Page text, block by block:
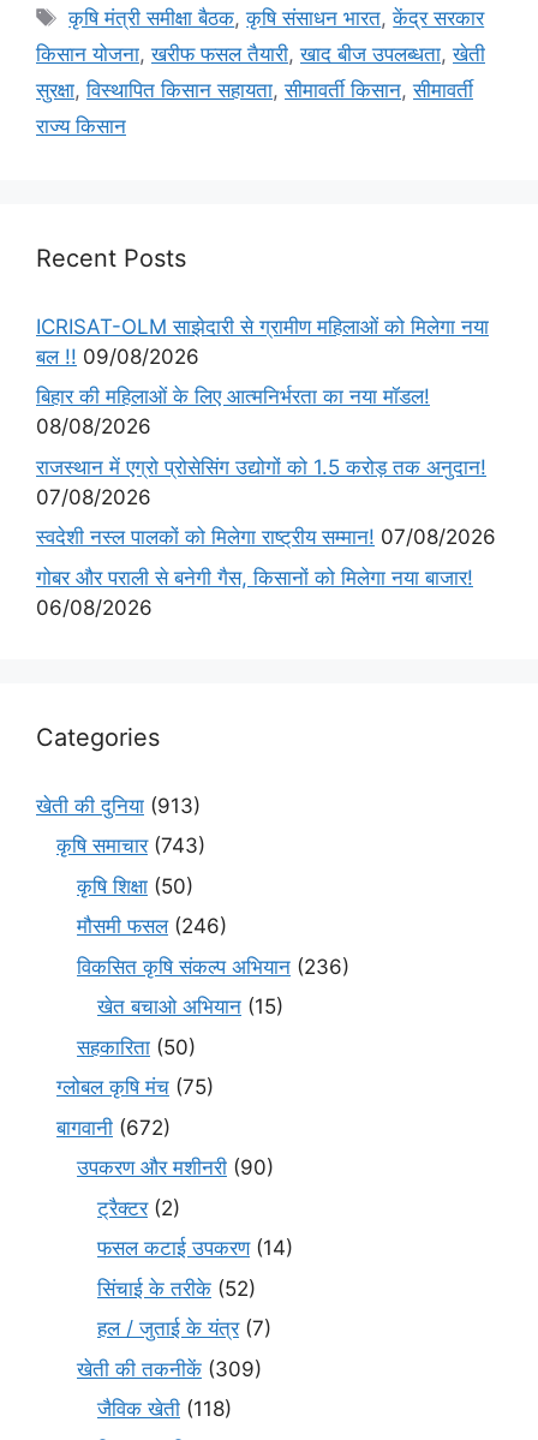
कृषि मंत्री समीक्षा बैठक,कृषि संसाधन भारत,केंद्र सरकार
किसान योजना,खरीफ फसल तैयारी,खाद बीज उपलब्धता,खेती
सुरक्षा,विस्थापित किसान सहायता,सीमावर्ती किसान,सीमावर्ती
राज्य किसान
Recent Posts
ICRISAT-OLM साझेदारी से ग्रामीण महिलाओं को मिलेगा नया
बल !! 09/08/2026
बिहार की महिलाओं के लिए आत्मनिर्भरता का नया मॉडल!
08/08/2026
राजस्थान में एग्रो प्रोसेसिंग उद्योगों को 1.5 करोड़ तक अनुदान!
07/08/2026
स्वदेशी नस्ल पालकों को मिलेगा राष्ट्रीय सम्मान! 07/08/2026
गोबर और पराली से बनेगी गैस, किसानों को मिलेगा नया बाजार!
06/08/2026
Categories
खेती की दुनिया (913)
कृषि समाचार(743)
कृषि शिक्षा (50)
मौसमी फसल(246)
विकसित कृषि संकल्प अभियान (236)
खेत बचाओ अभियान (15)
सहकारिता (50)
ग्लोबल कृषि मंच (75)
बागवानी (672)
उपकरण और मशीनरी (90)
ट्रैक्टर(2)
फसल कटाई उपकरण(14)
सिंचाई के तरीके (52)
हल / जुताई के यंत्र(7)
खेती की तकनीकें (309)
जैविक खेती (118)